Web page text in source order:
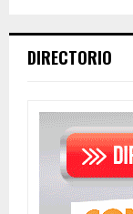
DIRECTORIO